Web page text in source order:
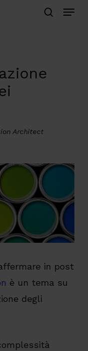
Menu
Architect
in post
è un tema su
degli